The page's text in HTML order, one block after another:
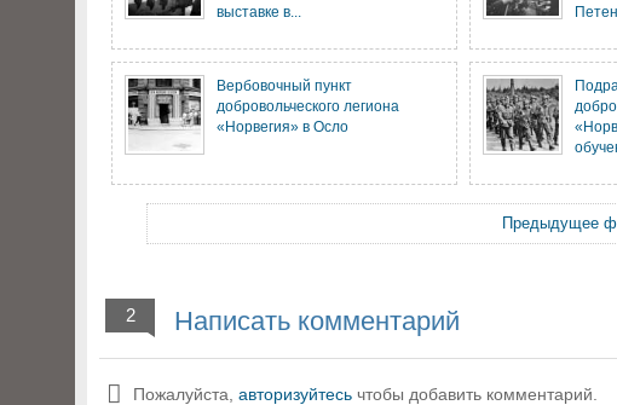
выставке в...
Вербовочный пункт
добровольческого легиона
«Норвегия» в Осло
Предыдущее
2 Написать комментарий
Пожалуйста, авторизуйтесь чтобы добавить комментарий.